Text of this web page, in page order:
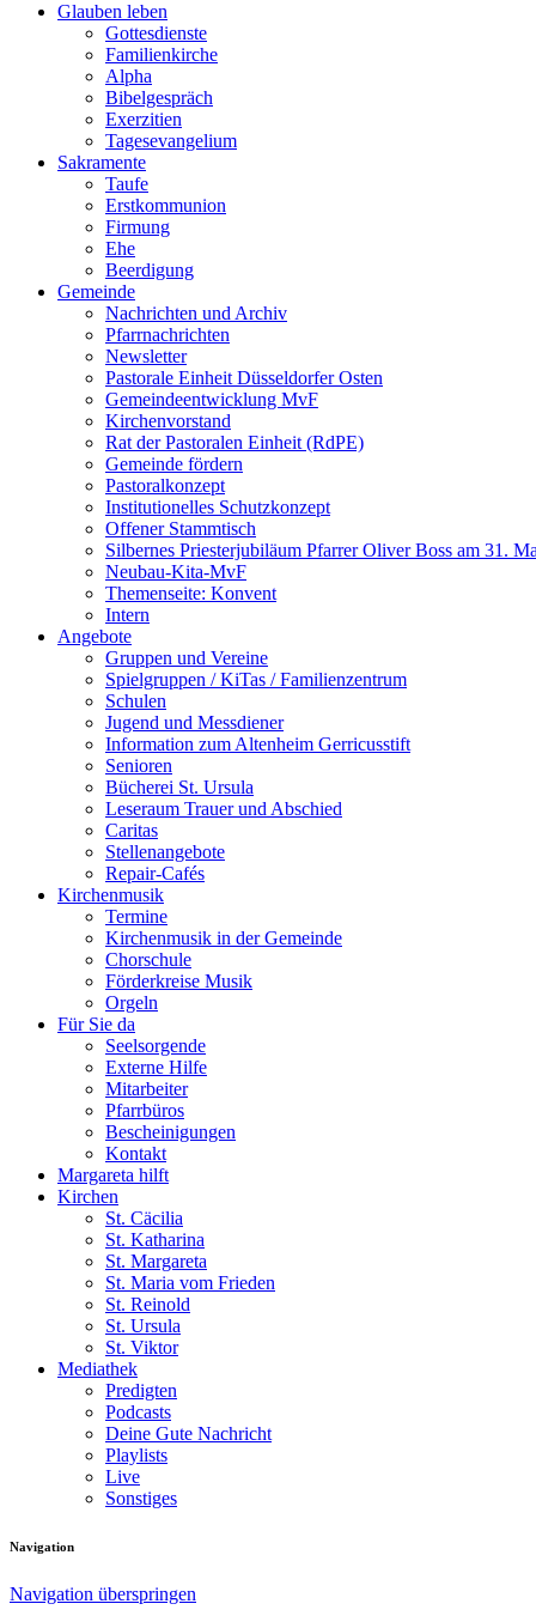
Glauben leben
Gottesdienste
Familienkirche
Alpha
Bibelgespräch
Exerzitien
Tagesevangelium
Sakramente
Taufe
Erstkommunion
Firmung
Ehe
Beerdigung
Gemeinde
Nachrichten und Archiv
Pfarrnachrichten
Newsletter
Pastorale Einheit Düsseldorfer Osten
Gemeindeentwicklung MvF
Kirchenvorstand
Rat der Pastoralen Einheit (RdPE)
Gemeinde fördern
Pastoralkonzept
Institutionelles Schutzkonzept
Offener Stammtisch
Silbernes Priesterjubiläum Pfarrer Oliver Boss am 31.
Neubau-Kita-MvF
Themenseite: Konvent
Intern
Angebote
Gruppen und Vereine
Spielgruppen / KiTas / Familienzentrum
Schulen
Jugend und Messdiener
Information zum Altenheim Gerricusstift
Senioren
Bücherei St. Ursula
Leseraum Trauer und Abschied
Caritas
Stellenangebote
Repair-Cafés
Kirchenmusik
Termine
Kirchenmusik in der Gemeinde
Chorschule
Förderkreise Musik
Orgeln
Für Sie da
Seelsorgende
Externe Hilfe
Mitarbeiter
Pfarrbüros
Bescheinigungen
Kontakt
Margareta hilft
Kirchen
St. Cäcilia
St. Katharina
St. Margareta
St. Maria vom Frieden
St. Reinold
St. Ursula
St. Viktor
Mediathek
Predigten
Podcasts
Deine Gute Nachricht
Playlists
Live
Sonstiges
Navigation
Navigation überspringen